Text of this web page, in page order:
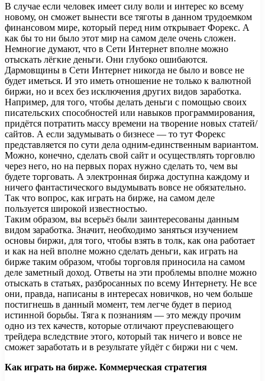
В случае если человек имеет силу воли и интерес ко всему
новому, он сможет вынести все тяготы в данном трудоемком
финансовом мире, который перед ним открывает Форекс. А
как бы то ни было этот мир на самом деле очень сложен.
Немногие думают, что в Сети Интернет вполне можно
отыскать лёгкие деньги. Они глубоко ошибаются.
Дармовщины в Сети Интернет никогда не было и вовсе не
будет иметься. И это иметь отношение не только к валютной
биржи, но и всех без исключения других видов заработка.
Например, для того, чтобы делать деньги с помощью своих
писательских способностей или навыков программирования,
придётся потратить массу времени на творение новых статей/
сайтов. А если задумывать о бизнесе — то тут Форекс
представляется по сути дела одним-единственным вариантом.
Можно, конечно, сделать свой сайт и осуществлять торговлю
через него, но на первых порах нужно сделать то, чем вы
будете торговать. А электронная биржа доступна каждому и
ничего фантастического выдумывать вовсе не обязательно.
Так что вопрос, как играть на бирже, на самом деле
пользуется широкой известностью.
Таким образом, вы всерьёз были заинтересованы данным
видом заработка. Значит, необходимо заняться изучением
основы биржи, для того, чтобы взять в толк, как она работает
и как на ней вполне можно сделать деньги, как играть на
бирже таким образом, чтобы торговля приносила на самом
деле заметный доход. Ответы на эти проблемы вполне можно
отыскать в статьях, разбросанных по всему Интернету. Не все
они, правда, написаны в интересах новичков, но чем больше
постигнешь в данный момент, тем легче будет в период
истинной борьбы. Тяга к познаниям — это между прочим
одно из тех качеств, которые отличают преуспевающего
трейдера вследствие этого, который так ничего и вовсе не
сможет заработать и в результате уйдёт с биржи ни с чем.
Как играть на бирже. Коммерческая стратегия